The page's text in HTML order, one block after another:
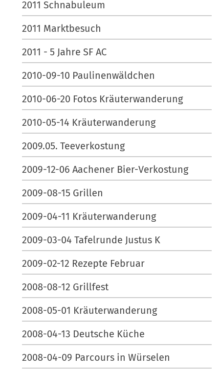
2011 Schnabuleum
2011 Marktbesuch
2011 - 5 Jahre SF AC
2010-09-10 Paulinenwäldchen
2010-06-20 Fotos Kräuterwanderung
2010-05-14 Kräuterwanderung
2009.05. Teeverkostung
2009-12-06 Aachener Bier-Verkostung
2009-08-15 Grillen
2009-04-11 Kräuterwanderung
2009-03-04 Tafelrunde Justus K
2009-02-12 Rezepte Februar
2008-08-12 Grillfest
2008-05-01 Kräuterwanderung
2008-04-13 Deutsche Küche
2008-04-09 Parcours in Würselen